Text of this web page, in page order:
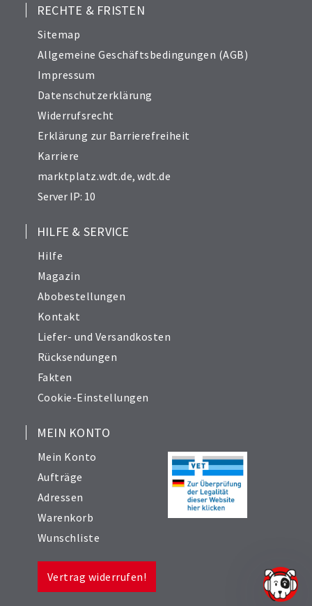
RECHTE & FRISTEN
Sitemap
Allgemeine Geschäftsbedingungen (AGB)
Impressum
Datenschutzerklärung
Widerrufsrecht
Erklärung zur Barrierefreiheit
Karriere
marktplatz.wdt.de,wdt.de
Server IP: 10
HILFE & SERVICE
Hilfe
Magazin
Abobestellungen
Kontakt
Liefer- und Versandkosten
Rücksendungen
Fakten
Cookie-Einstellungen
MEIN KONTO
Mein Konto
Aufträge
Adressen
Warenkorb
Wunschliste
Vertrag widerrufen!